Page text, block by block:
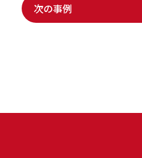
次の事例